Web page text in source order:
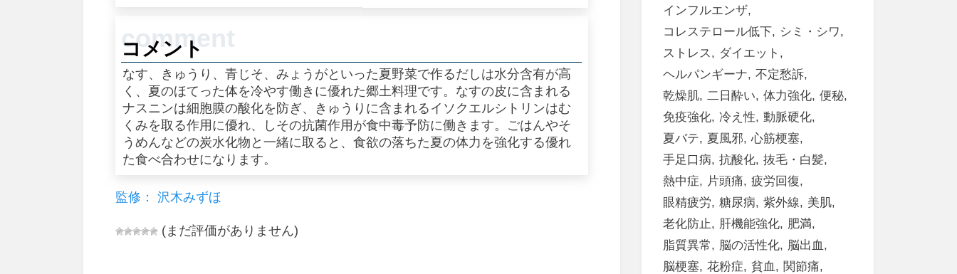
コメント
なす、きゅうり、青じそ、みょうがといった夏野菜で作るだしは水分含有が高
く、夏のほてった体を冷やす働きに優れた郷土料理です。なすの皮に含まれる
ナスニンは細胞膜の酸化を防ぎ、きゅうりに含まれるイソクエルシトリンはむ
くみを取る作用に優れ、しその抗菌作用が食中毒予防に働きます。ごはんやそ
うめんなどの炭水化物と一緒に取ると、食欲の落ちた夏の体力を強化する優れ
た食べ合わせになります。
監修： 沢木みずほ
(まだ評価がありません)
インフルエンザ
コレステロール低下
シミ・シワ
ストレス
ダイエット
ヘルパンギーナ
不定愁訴
乾燥肌 二日酔い 体力強化 便秘
免疫強化 冷え性
動脈硬化
夏バテ
夏風邪
心筋梗塞
手足口病
抗酸化 抜毛・白髪
熱中症
片頭痛
疲労回復
眼精疲労
糖尿病 紫外線
美肌
老化防止
肝機能強化
肥満
脂質異常
脳の活性化
脳出血
脳梗塞
花粉症 貧血
関節痛